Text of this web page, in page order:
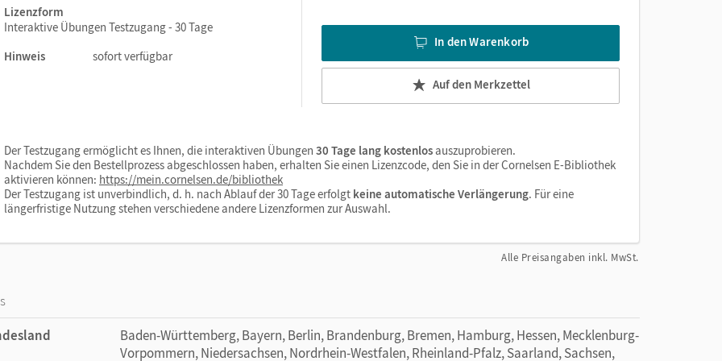
Lizenzform
Interaktive Übungen Testzugang - 30 Tage
Hinweis
sofort verfügbar
In den Warenkorb
Auf den Merkzettel
Der Testzugang ermöglicht es Ihnen, die interaktiven Übungen 30 Tage lang kostenlosauszuprobieren.
Nachdem Sie den Bestellprozess abgeschlossen haben, erhalten Sie einen Lizenzcode, den Sie in der Cornelsen E-Bibliothek
aktivieren können: https://mein.cornelsen.de/bibliothek
Der Testzugang ist unverbindlich, d. h. nach Ablauf der 30 Tage erfolgt keine automatische Verlängerung. Für eine
längerfristige Nutzung stehen verschiedene andere Lizenzformen zur Auswahl.
Alle Preisangaben inkl. MwSt.
Baden-Württemberg, Bayern, Berlin, Brandenburg, Bremen, Hamburg, Hessen, Mecklenburg-
Vorpommern, Niedersachsen, Nordrhein-Westfalen, Rheinland-Pfalz, Saarland, Sachsen,